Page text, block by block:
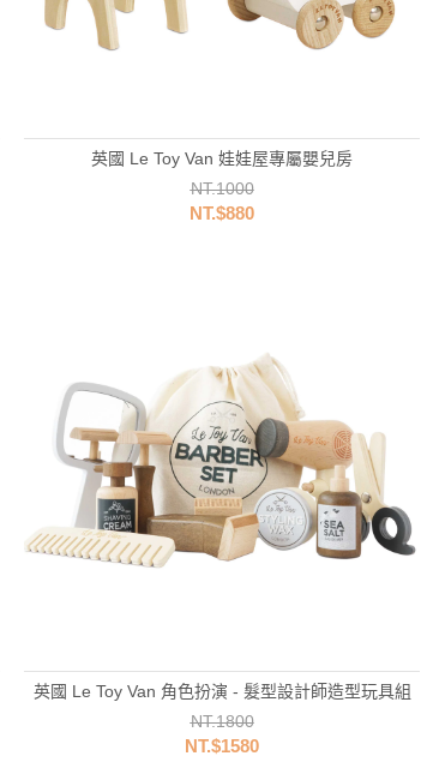
英國 Le Toy Van 娃娃屋專屬嬰兒房
NT.1000
NT.$880
英國 Le Toy Van 角色扮演 - 髮型設計師造型玩具組
NT.1800
NT.$1580